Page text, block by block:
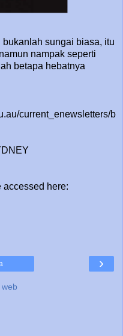
sungai biasa, itu
nampak seperti
betapa hebatnya
current_enewsletters/b
accessed here:
›